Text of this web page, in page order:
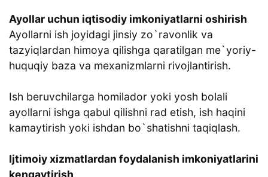
Ayollar uchun iqtisodiy imkoniyatlarni oshirish
Ayollarni ish joyidagi jinsiy zo`ravonlik va
tazyiqlardan himoya qilishga qaratilgan me`yoriy-
huquqiy baza va mexanizmlarni rivojlantirish.
Ish beruvchilarga homilador yoki yosh bolali
ayollarni ishga qabul qilishni rad etish, ish haqini
kamaytirish yoki ishdan bo`shatishni taqiqlash.
Ijtimoiy xizmatlardan foydalanish imkoniyatlarini
kengaytirish